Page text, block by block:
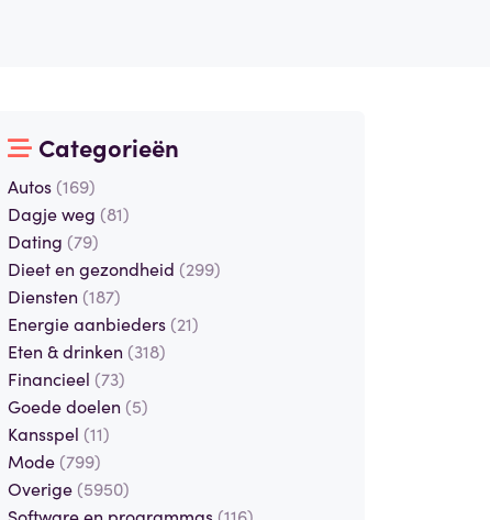
Categorieën
Autos (169)
Dagje weg (81)
Dating (79)
Dieet en gezondheid (299)
Diensten (187)
Energie aanbieders (21)
Eten & drinken (318)
Financieel (73)
Goede doelen (5)
Kansspel (11)
Mode (799)
Overige (5950)